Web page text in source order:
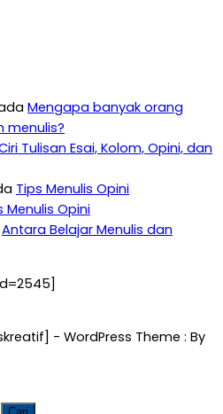
Mengapa banyak orang
menulis?
Tulisan Esai, Kolom, Opini, dan
Tips Menulis Opini
Menulis Opini
Antara Belajar Menulis dan
- WordPress Theme : By